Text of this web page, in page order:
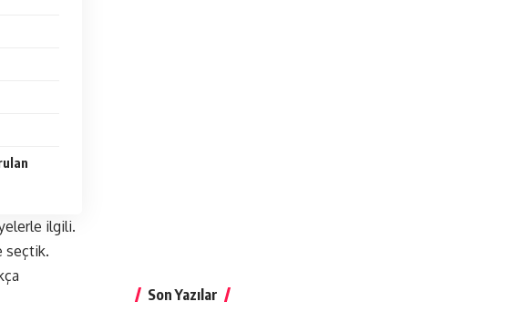
ilgili.
seçtik.
Son Yazılar